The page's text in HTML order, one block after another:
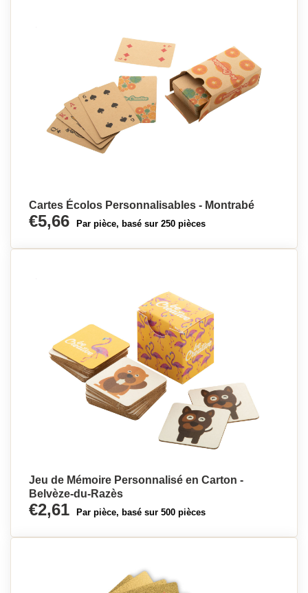
Cartes Écolos Personnalisables - Montrabé
€5,66 Par pièce, basé sur 250 pièces
Jeu de Mémoire Personnalisé en Carton -
Belvèze-du-Razès
€2,61 Par pièce, basé sur 500 pièces